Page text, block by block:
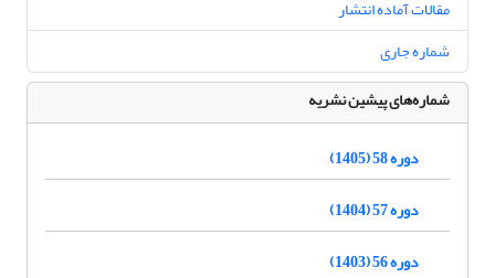
مقالات آماده انتشار
شماره جاری
شماره‌های پیشین نشریه
دوره 58 (1405)
دوره 57 (1404)
دوره 56 (1403)